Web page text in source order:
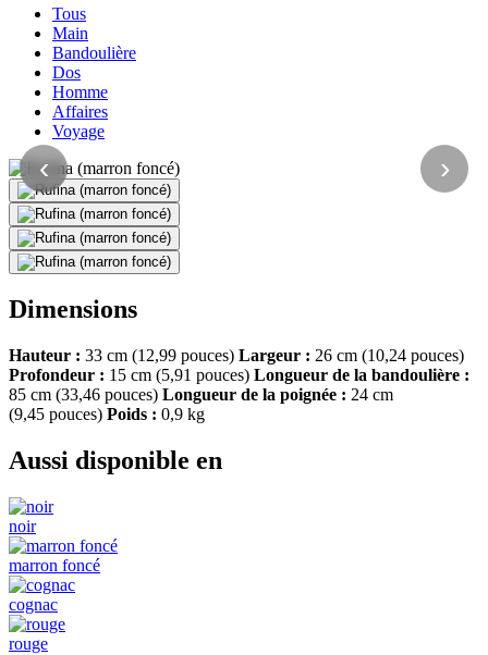
Tous
Main
Bandoulière
Dos
Homme
Affaires
Voyage
‹ ›
Dimensions
Hauteur : 33 cm (12,99 pouces) Largeur : 26 cm (10,24 pouces)
Profondeur : 15 cm (5,91 pouces) Longueur de la bandoulière :
85 cm (33,46 pouces) Longueur de la poignée : 24 cm
(9,45 pouces) Poids : 0,9 kg
Aussi disponible en
noir
marron foncé
cognac
rouge